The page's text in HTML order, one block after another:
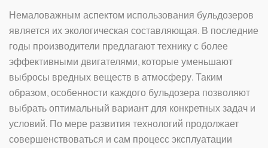
Немаловажным аспектом использования бульдозеров
является их экологическая составляющая. В последние
годы производители предлагают технику с более
эффективными двигателями, которые уменьшают
выбросы вредных веществ в атмосферу. Таким
образом, особенности каждого бульдозера позволяют
выбрать оптимальный вариант для конкретных задач и
условий. По мере развития технологий продолжает
совершенствоваться и сам процесс эксплуатации